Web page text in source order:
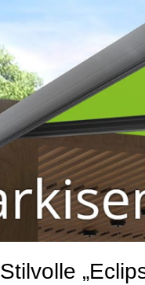
Stilvolle